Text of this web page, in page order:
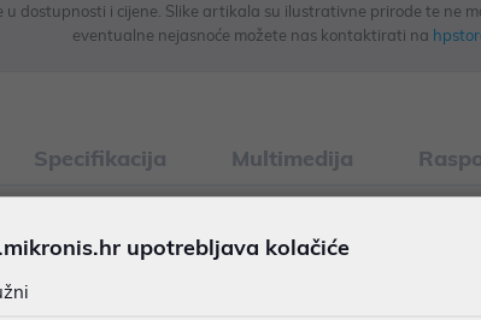
u dostupnosti i cijene. Slike artikala su ilustrativne prirode te ne
eventualne nejasnoće možete nas kontaktirati na
Specifikacija Multimedija
3.0, 16", Intel® Core™ Ultra 5, GB 1TB SSD, 2K,
4.8 GHz with Intel® Turbo Boost Technology, 12 MB L3
upotrebljava kolačiće